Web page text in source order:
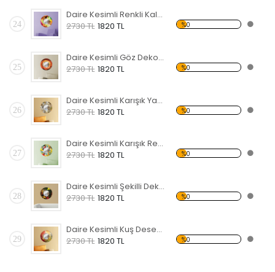
24
Daire Kesimli Renkli Kalpli Dekoratif Ahşap Çerçeveli Ayna
2730 TL 1820 TL %0
25
Daire Kesimli Göz Dekoratif Ahşap Çerçeveli Ayna
2730 TL 1820 TL %0
26
Daire Kesimli Karışık Yazılı Dekoratif Ahşap Çerçeveli Ayna
2730 TL 1820 TL %0
27
Daire Kesimli Karışık Renkler Dekoratif Ahşap Çerçeveli Ayna
2730 TL 1820 TL %0
28
Daire Kesimli Şekilli Dekoratif Ahşap Çerçeveli Ayna
2730 TL 1820 TL %0
29
Daire Kesimli Kuş Desenli Dekoratif Ahşap Çerçeveli Ayna
2730 TL 1820 TL %0